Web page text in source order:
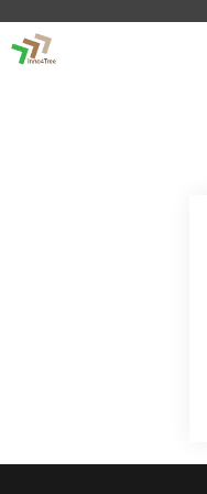
to
content